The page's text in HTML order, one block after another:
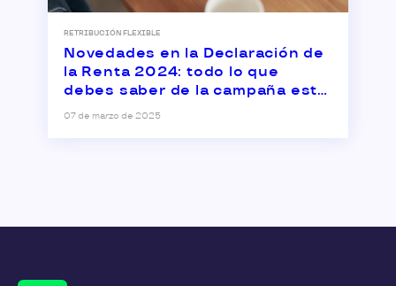
RETRIBUCIÓN FLEXIBLE
Novedades en la Declaración de
la Renta 2024: todo lo que
debes saber de la campaña este
año
07 de marzo de 2025